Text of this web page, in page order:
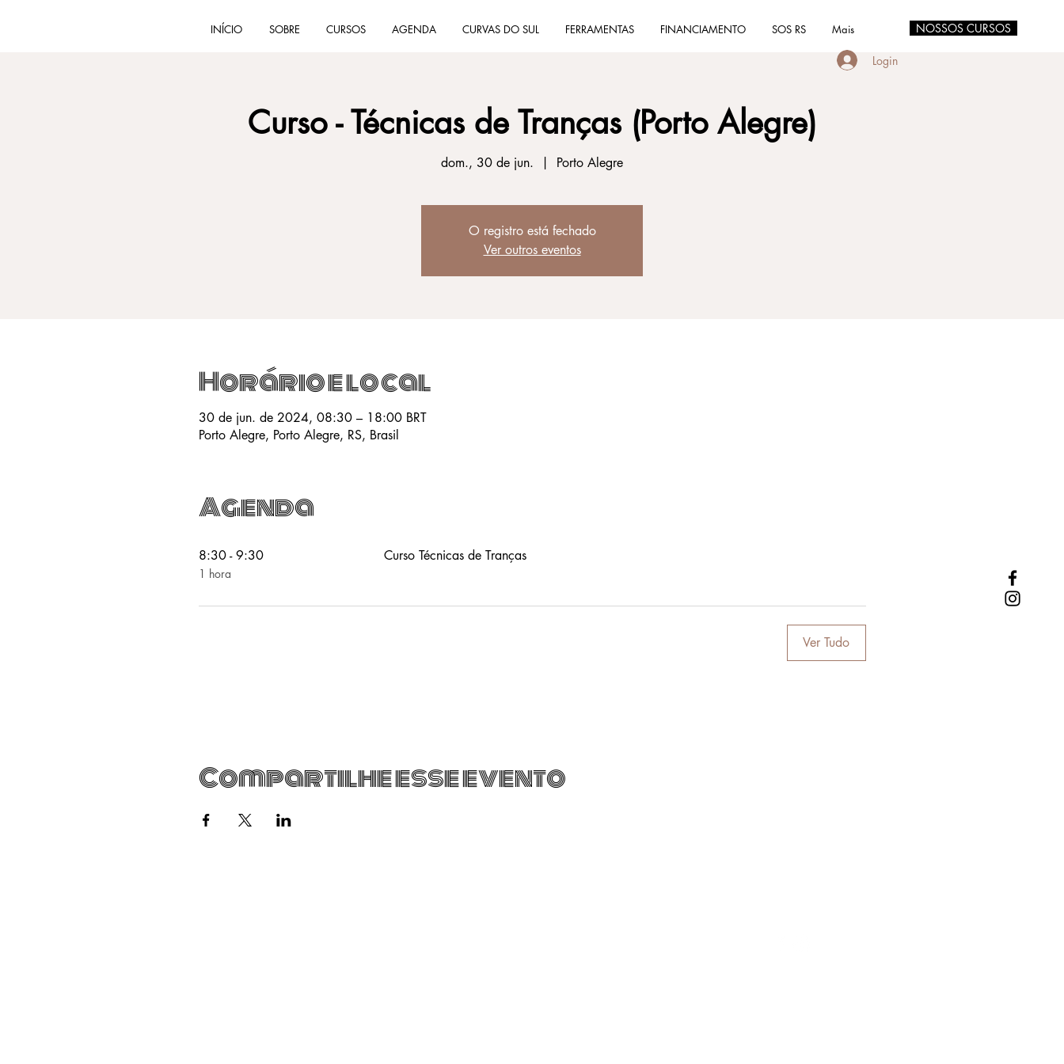
INÍCIO SOBRE CURSOS AGENDA CURVAS DO SUL FERRAMENTAS FINANCIAMENTO SOS RS Mais NOSSOS CURSOS
Login
Curso - Técnicas de Tranças (Porto Alegre)
dom., 30 de jun. Porto Alegre
O registro está fechado
Ver outros eventos
Horário e local
30 de jun. de 2024, 08:30 – 18:00 BRT
Porto Alegre, Porto Alegre, RS, Brasil
Agenda
8:30 - 9:30
1 hora
Curso Técnicas de Tranças
Ver Tudo
Compartilhe esse evento